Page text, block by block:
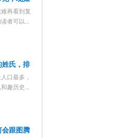
到复姓名
再看到复
者可以...
姓氏，排
几个？
口最多，
趣历史...
会跟图腾